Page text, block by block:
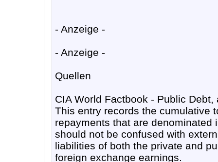
- Anzeige -
- Anzeige -
Quellen
CIA World Factbook - Public
This entry records the cumulative
repayments that are denominated
should not be confused with
liabilities of both the private and
foreign exchange earnings.